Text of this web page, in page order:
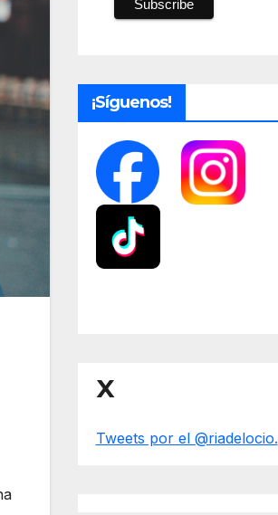
¡Síguenos!
X
Tweets por el @riadelocio.